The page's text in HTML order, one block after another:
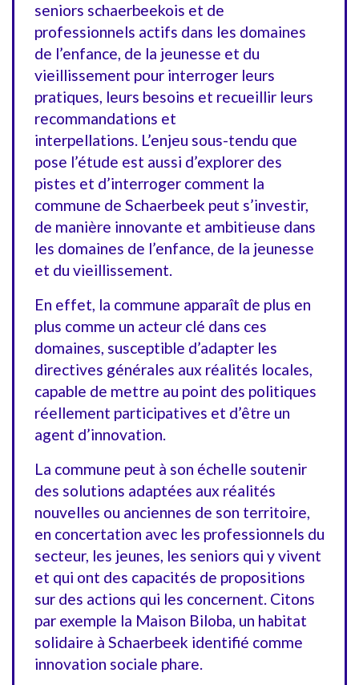
seniors schaerbeekois et de
professionnels actifs dans les domaines
de l’enfance, de la jeunesse et du
vieillissement pour interroger leurs
pratiques, leurs besoins et recueillir leurs
recommandations et
interpellations. L’enjeu sous-tendu que
pose l’étude est aussi d’explorer des
pistes et d’interroger comment la
commune de Schaerbeek peut s’investir,
de manière innovante et ambitieuse dans
les domaines de l’enfance, de la jeunesse
et du vieillissement.
En effet, la commune apparaît de plus en
plus comme un acteur clé dans ces
domaines, susceptible d’adapter les
directives générales aux réalités locales,
capable de mettre au point des politiques
réellement participatives et d’être un
agent d’innovation.
La commune peut à son échelle soutenir
des solutions adaptées aux réalités
nouvelles ou anciennes de son territoire,
en concertation avec les professionnels du
secteur, les jeunes, les seniors qui y vivent
et qui ont des capacités de propositions
sur des actions qui les concernent. Citons
par exemple la Maison Biloba, un habitat
solidaire à Schaerbeek identifié comme
innovation sociale phare.